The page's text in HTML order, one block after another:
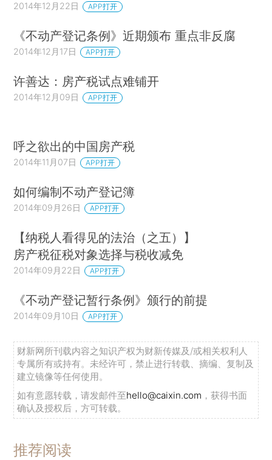
2014年12月22日 APP打开
《不动产登记条例》近期颁布 重点非反腐
2014年12月17日 APP打开
许善达：房产税试点难铺开
2014年12月09日 APP打开
呼之欲出的中国房产税
2014年11月07日 APP打开
如何编制不动产登记簿
2014年09月26日 APP打开
【纳税人看得见的法治（之五）】
房产税征税对象选择与税收减免
2014年09月22日 APP打开
《不动产登记暂行条例》颁行的前提
2014年09月10日 APP打开
财新网所刊载内容之知识产权为财新传媒及/或相关权利人
专属所有或持有。未经许可，禁止进行转载、摘编、复制及
建立镜像等任何使用。
如有意愿转载，请发邮件至hello@caixin.com ，获得书面
确认及授权后，方可转载。
推荐阅读